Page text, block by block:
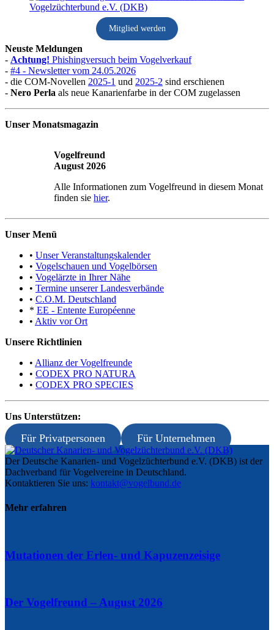
Mitglied werden
Neuste Meldungen
- Achtung! Phishingversuch beim Vogelverkauf
- #4 - Newsletter vom 24.05.2026
- die COM-Novellen 2025-1 und 2025-2 sind erschienen
- Nero Perla als neue Kanarienfarbe in der COM zugelassen
Unser Monatsmagazin
Vogelfreund
August 2026
Alle Informationen zum Vogelfreund in diesem Monat
finden sie hier.
Unser Menü
• Unser Veranstaltungskalender
• Vogelschauen und Vogelbörsen
• Vogelärzte in Ihrer Nähe
• Termine unserer Landesverbände
• C.O.M. Deutschland
* EE - Entente Européenne
• Aktiv vor Ort
Unsere Richtlinien
• Allianz der Vogelfreunde
• CODEX PRO NATURA
• CODEX PRO SPECIES
Uns Unterstützen:
Für Privatpersonen Für Unternehmen
Der Deutsche Kanarien- und Vogelzüchterbund e.V. (DKB) ist der
Dachverband für Vogelvereine in Deutschland.
Kontaktieren Sie uns: kontakt@vogelbund.de
Mehr erfahren
Mutationen der Erlen- und Kapuzenzeisige
Der Vogelfreund – August 2026